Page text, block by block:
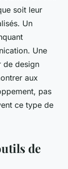
soit leur
Un
Une
de design
aux
pas
ce type de
de